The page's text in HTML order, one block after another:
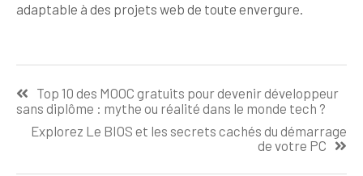
adaptable à des projets web de toute envergure.
de
l’article
Top 10 des MOOC gratuits pour devenir développeur
sans diplôme : mythe ou réalité dans le monde tech ?
Explorez Le BIOS et les secrets cachés du démarrage
de votre PC